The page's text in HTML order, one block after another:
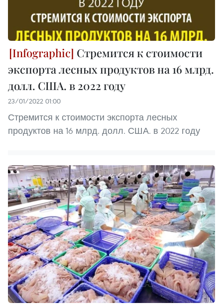
Стремится к стоимости
экспорта лесных продуктов на 16 млрд.
долл. США. в 2022 году
23/01/2022 01:00
Стремится к стоимости экспорта лесных
продуктов на 16 млрд. долл. США. в 2022 году